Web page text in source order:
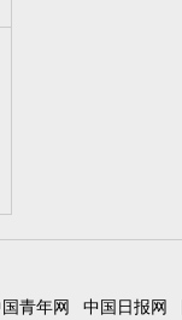
青年网 中国日报网